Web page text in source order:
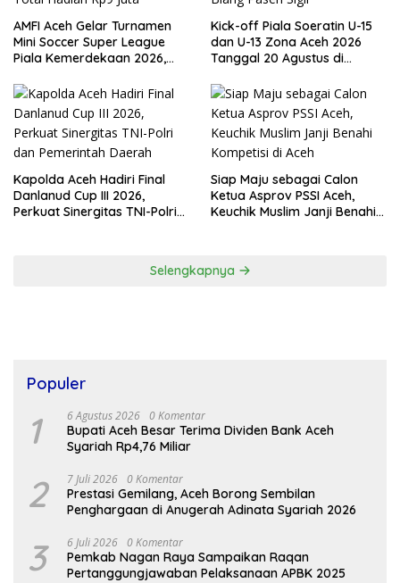
AMFI Aceh Gelar Turnamen
Mini Soccer Super League
Piala Kemerdekaan 2026,
Kick-off Piala Soeratin U-15
dan U-13 Zona Aceh 2026
Tanggal 20 Agustus di
Kapolda Aceh Hadiri Final
Danlanud Cup III 2026,
Perkuat Sinergitas TNI-Polri
Siap Maju sebagai Calon
Ketua Asprov PSSI Aceh,
Keuchik Muslim Janji Benahi
Selengkapnya
Populer
1 6 Agustus 2026 0 Komentar
Bupati Aceh Besar Terima Dividen Bank Aceh
Syariah Rp4,76 Miliar
2 7 Juli 2026 0 Komentar
Prestasi Gemilang, Aceh Borong Sembilan
Penghargaan di Anugerah Adinata Syariah 2026
3 6 Juli 2026 0 Komentar
Pemkab Nagan Raya Sampaikan Raqan
Pertanggungjawaban Pelaksanaan APBK 2025